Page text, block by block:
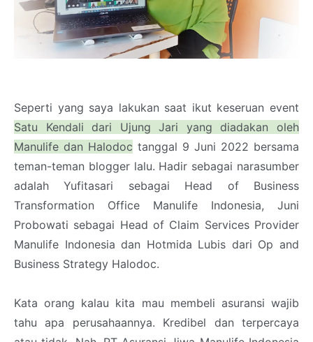
Seperti yang saya lakukan saat ikut keseruan event
Satu Kendali dari Ujung Jari yang diadakan oleh
Manulife dan Halodoc tanggal 9 Juni 2022 bersama
teman-teman blogger lalu. Hadir sebagai narasumber
adalah Yufitasari sebagai Head of Business
Transformation Office Manulife Indonesia, Juni
Probowati sebagai Head of Claim Services Provider
Manulife Indonesia dan Hotmida Lubis dari Op and
Business Strategy Halodoc.
Kata orang kalau kita mau membeli asuransi wajib
tahu apa perusahaannya. Kredibel dan terpercaya